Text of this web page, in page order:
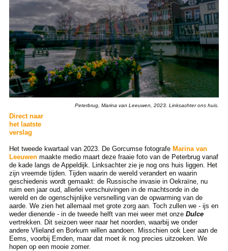
Peterbrug, Marina van Leeuwen, 2023. Linksachter ons huis.
Direct naar
het laatste
verslag
Het tweede kwartaal van 2023. De Gorcumse fotografe Marina van
Leeuwenmaakte medio maart deze fraaie foto van de Peterbrug vanaf
de kade langs de Appeldijk. Linksachter zie je nog ons huis liggen. Het
zijn vreemde tijden. Tijden waarin de wereld verandert en waarin
geschiedenis wordt gemaakt: de Russische invasie in Oekraïne, nu
ruim een jaar oud, allerlei verschuivingen in de machtsorde in de
wereld en de ogenschijnlijke versnelling van de opwarming van de
aarde. We zien het allemaal met grote zorg aan. Toch zullen we - ijs en
weder dienende - in de tweede helft van mei weer met onze Dulce
vertrekken. Dit seizoen weer naar het noorden, waarbij we onder
andere Vlieland en Borkum willen aandoen. Misschien ook Leer aan de
Eems, voorbij Emden, maar dat moet ik nog precies uitzoeken. We
hopen op een mooie zomer.